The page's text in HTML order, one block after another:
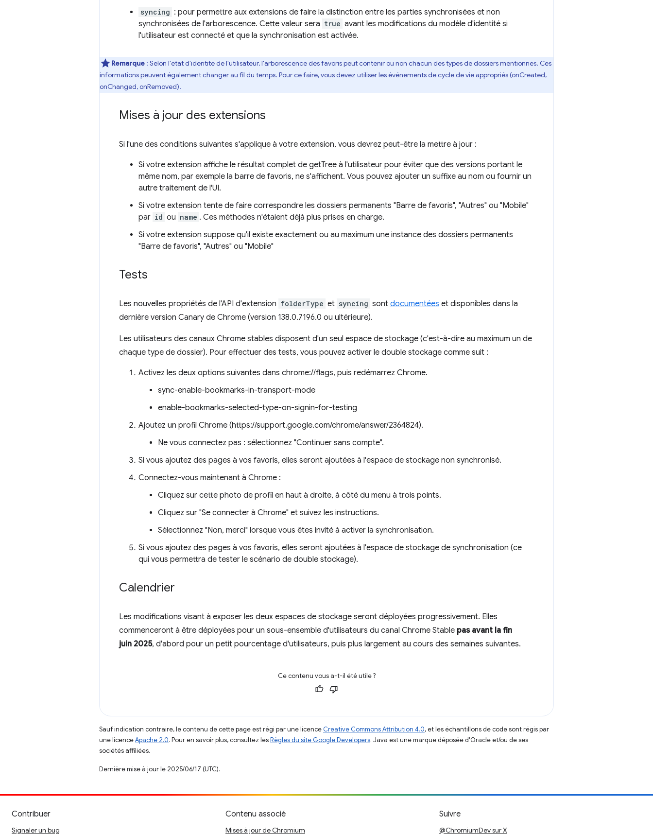
syncing : pour permettre aux extensions de faire la distinction entre les parties synchronisées et non
synchronisées de l'arborescence. Cette valeur sera true avant les modifications du modèle d'identité si
l'utilisateur est connecté et que la synchronisation est activée.
Remarque : Selon l'état d'identité de l'utilisateur, l'arborescence des favoris peut contenir ou non chacun des types de dossiers mentionnés. Ces
informations peuvent également changer au fil du temps. Pour ce faire, vous devez utiliser les événements de cycle de vie appropriés (onCreated,
onChanged, onRemoved).
Mises à jour des extensions
Si l'une des conditions suivantes s'applique à votre extension, vous devrez peut-être la mettre à jour :
Si votre extension affiche le résultat complet de getTree à l'utilisateur pour éviter que des versions portant le
même nom, par exemple la barre de favoris, ne s'affichent. Vous pouvez ajouter un suffixe au nom ou fournir un
autre traitement de l'UI.
Si votre extension tente de faire correspondre les dossiers permanents "Barre de favoris", "Autres" ou "Mobile"
par id ou name . Ces méthodes n'étaient déjà plus prises en charge.
Si votre extension suppose qu'il existe exactement ou au maximum une instance des dossiers permanents
"Barre de favoris", "Autres" ou "Mobile"
Tests
Les nouvelles propriétés de l'API d'extension folderType et syncing sont documentées et disponibles dans la
dernière version Canary de Chrome (version 138.0.7196.0 ou ultérieure).
Les utilisateurs des canaux Chrome stables disposent d'un seul espace de stockage (c'est-à-dire au maximum un de
chaque type de dossier). Pour effectuer des tests, vous pouvez activer le double stockage comme suit :
Activez les deux options suivantes dans chrome://flags, puis redémarrez Chrome.
sync-enable-bookmarks-in-transport-mode
enable-bookmarks-selected-type-on-signin-for-testing
Ajoutez un profil Chrome (https://support.google.com/chrome/answer/2364824).
Ne vous connectez pas : sélectionnez "Continuer sans compte".
Si vous ajoutez des pages à vos favoris, elles seront ajoutées à l'espace de stockage non synchronisé.
Connectez-vous maintenant à Chrome :
Cliquez sur cette photo de profil en haut à droite, à côté du menu à trois points.
Cliquez sur "Se connecter à Chrome" et suivez les instructions.
Sélectionnez "Non, merci" lorsque vous êtes invité à activer la synchronisation.
Si vous ajoutez des pages à vos favoris, elles seront ajoutées à l'espace de stockage de synchronisation (ce
qui vous permettra de tester le scénario de double stockage).
Calendrier
Les modifications visant à exposer les deux espaces de stockage seront déployées progressivement. Elles
commenceront à être déployées pour un sous-ensemble d'utilisateurs du canal Chrome Stable pas avant la fin
juin 2025, d'abord pour un petit pourcentage d'utilisateurs, puis plus largement au cours des semaines suivantes.
Ce contenu vous a-t-il été utile ?
Sauf indication contraire, le contenu de cette page est régi par une licence Creative Commons Attribution 4.0, et les échantillons de code sont régis par
une licenceApache 2.0. Pour en savoir plus, consultez lesRègles du site Google Developers. Java est une marque déposée d'Oracle et/ou de ses
sociétés affiliées.
Dernière mise à jour le 2025/06/17 (UTC).
Contribuer
Signaler un bug
Contenu associé
Mises à jour de Chromium
Suivre
@ChromiumDev sur X